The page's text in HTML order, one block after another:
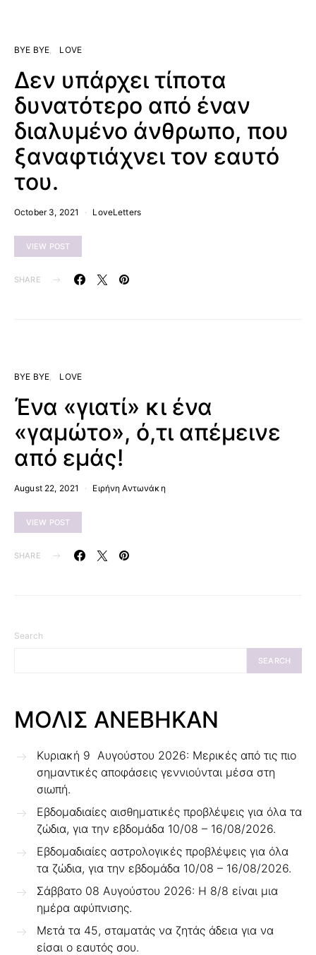
BYE BYE LOVE
Δεν υπάρχει τίποτα
δυνατότερο από έναν
διαλυμένο άνθρωπο, που
ξαναφτιάχνει τον εαυτό
του.
October 3, 2021 LoveLetters
VIEW POST
SHARE
BYE BYE LOVE
Ένα «γιατί» κι ένα
«γαμώτο», ό,τι απέμεινε
από εμάς!
August 22, 2021 Ειρήνη Αντωνάκη
VIEW POST
SHARE
Search
SEARCH
ΜΟΛΙΣ ΑΝΕΒΗΚΑΝ
Κυριακή 9 Αυγούστου 2026: Μερικές από τις πιο
σημαντικές αποφάσεις γεννιούνται μέσα στη
σιωπή.
Εβδομαδιαίες αισθηματικές προβλέψεις για όλα τα
ζώδια, για την εβδομάδα 10/08 – 16/08/2026.
Εβδομαδιαίες αστρολογικές προβλέψεις για όλα
τα ζώδια, για την εβδομάδα 10/08 – 16/08/2026.
Σάββατο 08 Αυγούστου 2026: Η 8/8 είναι μια
ημέρα αφύπνισης.
Μετά τα 45, σταματάς να ζητάς άδεια για να
είσαι ο εαυτός σου.